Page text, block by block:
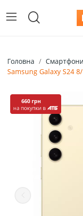
Головна
Samsung Galaxy S24
660 грн